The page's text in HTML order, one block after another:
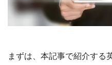
まずは、本記事で紹介する